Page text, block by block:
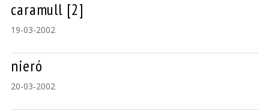
caramull [2]
19-03-2002
nieró
20-03-2002